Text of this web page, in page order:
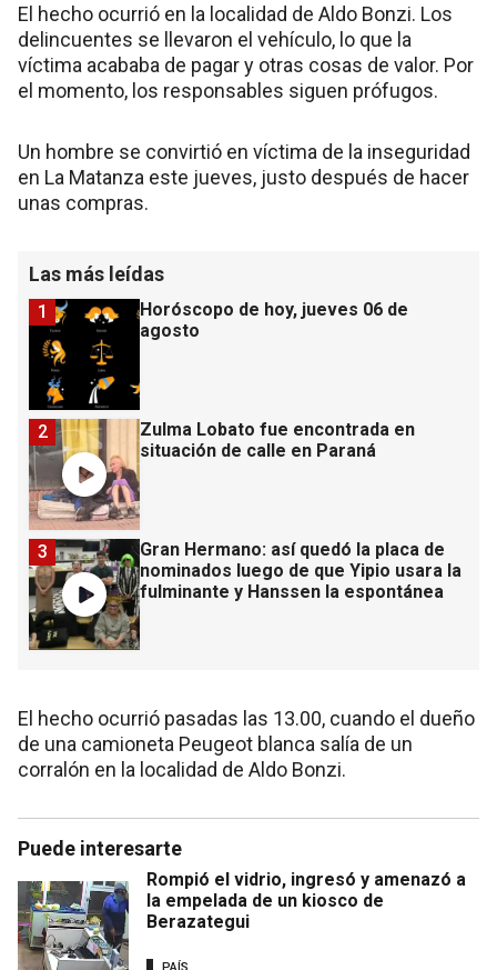
El hecho ocurrió en la localidad de Aldo Bonzi. Los
delincuentes se llevaron el vehículo, lo que la
víctima acababa de pagar y otras cosas de valor. Por
el momento, los responsables siguen prófugos.
Un hombre se convirtió en víctima de la inseguridad
en La Matanza este jueves, justo después de hacer
unas compras.
Las más leídas
Horóscopo de hoy, jueves 06 de
agosto
1
Zulma Lobato fue encontrada en
situación de calle en Paraná
2
Gran Hermano: así quedó la placa de
nominados luego de que Yipio usara la
fulminante y Hanssen la espontánea
3
El hecho ocurrió pasadas las 13.00, cuando el dueño
de una camioneta Peugeot blanca salía de un
corralón en la localidad de Aldo Bonzi.
Puede interesarte
Rompió el vidrio, ingresó y amenazó a
la empelada de un kiosco de
Berazategui